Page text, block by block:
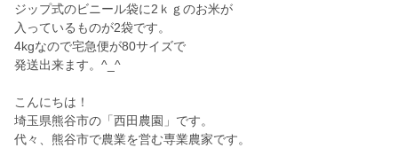
ジップ式のビニール袋に2ｋｇのお米が
入っているものが2袋です。
4kgなので宅急便が80サイズで
発送出来ます。^_^
こんにちは！
埼玉県熊谷市の「西田農園」です。
代々、熊谷市で農業を営む専業農家です。